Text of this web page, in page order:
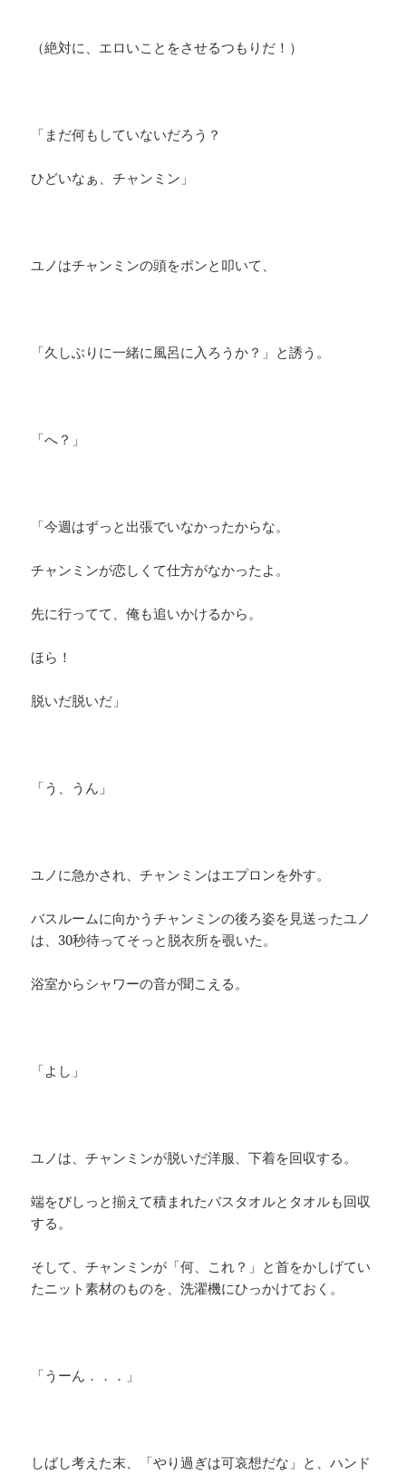
（絶対に、エロいことをさせるつもりだ！）
「まだ何もしていないだろう？
ひどいなぁ、チャンミン」
ユノはチャンミンの頭をポンと叩いて、
「久しぶりに一緒に風呂に入ろうか？」と誘う。
「へ？」
「今週はずっと出張でいなかったからな。
チャンミンが恋しくて仕方がなかったよ。
先に行ってて、俺も追いかけるから。
ほら！
脱いだ脱いだ」
「う、うん」
ユノに急かされ、チャンミンはエプロンを外す。
バスルームに向かうチャンミンの後ろ姿を見送ったユノ
は、30秒待ってそっと脱衣所を覗いた。
浴室からシャワーの音が聞こえる。
「よし」
ユノは、チャンミンが脱いだ洋服、下着を回収する。
端をびしっと揃えて積まれたバスタオルとタオルも回収
する。
そして、チャンミンが「何、これ？」と首をかしげてい
たニット素材のものを、洗濯機にひっかけておく。
「うーん．．．」
しばし考えた末、「やり過ぎは可哀想だな」と、ハンド